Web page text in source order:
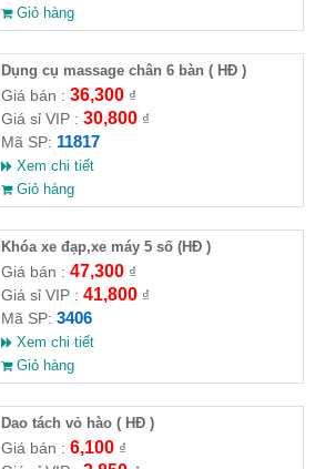
Giỏ hàng
Dụng cụ massage chân 6 bàn ( HĐ )
Giá bán : 36,300₫
Giá sỉ VIP : 30,800₫
Mã SP: 11817
Xem chi tiết
Giỏ hàng
Khóa xe đạp,xe máy 5 số (HĐ )
Giá bán : 47,300₫
Giá sỉ VIP : 41,800₫
Mã SP: 3406
Xem chi tiết
Giỏ hàng
Dao tách vỏ hào ( HĐ )
Giá bán : 6,100₫